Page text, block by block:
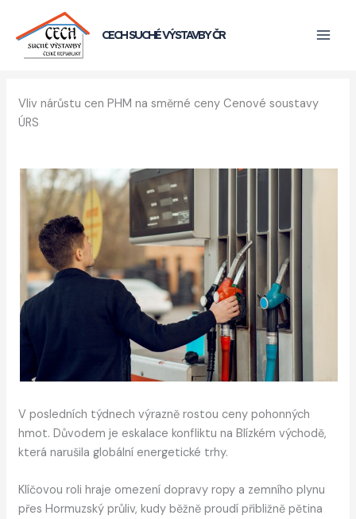
obsah
CECH SUCHÉ VÝSTAVBY ČR
Vliv nárůstu cen PHM na směrné ceny Cenové soustavy
ÚRS
V posledních týdnech výrazně rostou ceny pohonných
hmot. Důvodem je eskalace konfliktu na Blízkém východě,
která narušila globální energetické trhy.
Klíčovou roli hraje omezení dopravy ropy a zemního plynu
přes Hormuzský průliv, kudy běžně proudí přibližně pětina